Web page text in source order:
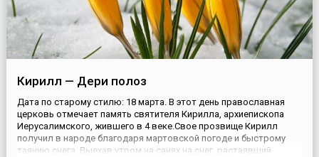
Кирилл — Дери полоз
Дата по старому стилю: 18 марта. В этот день православная
церковь отмечает память святителя Кирилла, архиепископа
Иерусалимского, жившего в 4 веке.Свое прозвище Кирилл
получил в народе благодаря мартовской погоде и быстрому
таянию снега. Выехав утром на санях на снег, растаявший